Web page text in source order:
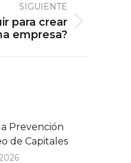
SIGUIENTE
para crear
empresa?
Prevención
de Capitales